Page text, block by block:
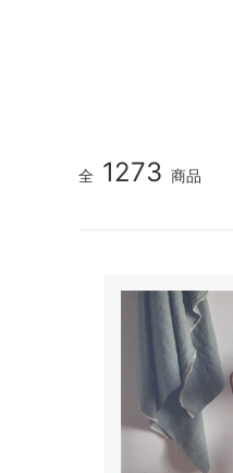
全 1273 商品